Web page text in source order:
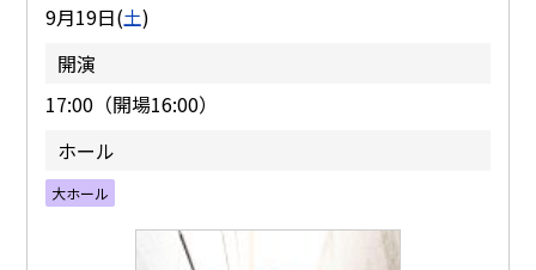
9月19日(土)
開演
17:00（開場16:00）
ホール
大ホール